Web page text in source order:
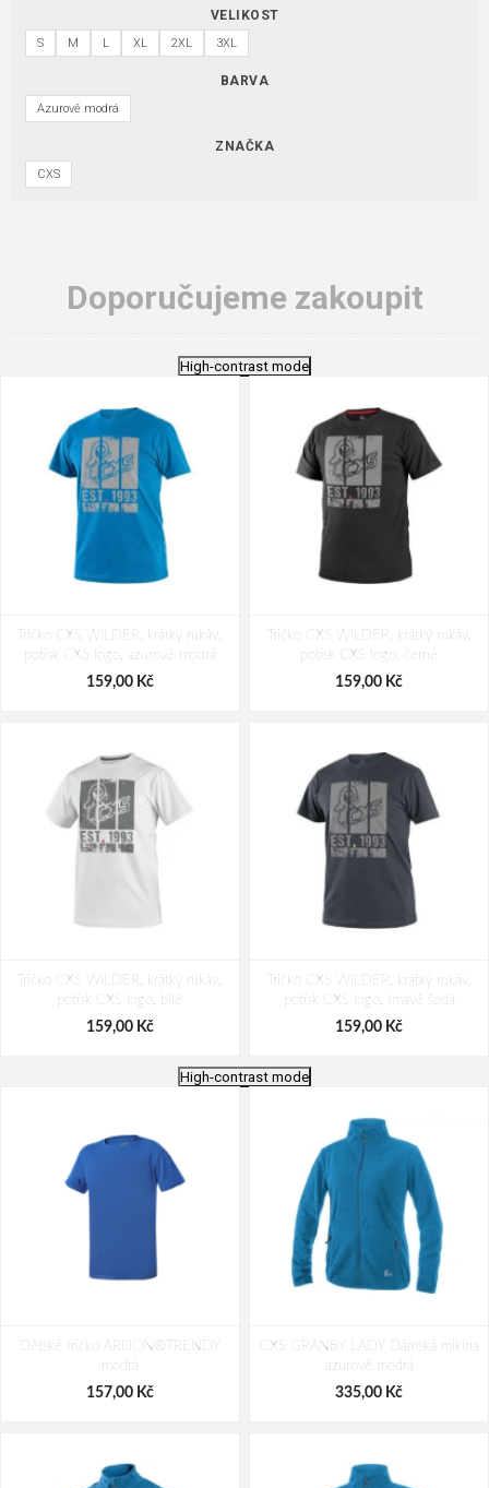
VELIKOST
S M L XL 2XL 3XL
BARVA
Azurově modrá
ZNAČKA
CXS
Doporučujeme zakoupit
High-contrast mode
Tričko CXS WILDER, krátký rukáv,
potisk CXS logo, azurově modrá
159,00 Kč
Tričko CXS WILDER, krátký rukáv,
potisk CXS logo, černé
159,00 Kč
Tričko CXS WILDER, krátký rukáv,
potisk CXS logo, bílé
159,00 Kč
Tričko CXS WILDER, krátký rukáv,
potisk CXS logo, tmavě šedá
159,00 Kč
azurově modré
191,00 Kč
krátký rukáv, šedo-modrá
207,00 Kč
High-contrast mode
Dětské tričko ARDON®TRENDY
modrá
157,00 Kč
CXS GRANBY LADY Dámská mikina
azurově modrá
335,00 Kč